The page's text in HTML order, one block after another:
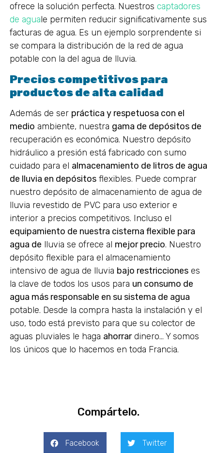
ofrece la solución perfecta. Nuestros captadores
de aguale permiten reducir significativamente sus
facturas de agua. Es un ejemplo sorprendente si
se compara la distribución de la red de agua
potable con la del agua de lluvia.
Precios competitivos para
productos de alta calidad
Además de ser práctica y respetuosa con el
medio ambiente, nuestra gama de depósitos de
recuperación es económica. Nuestro depósito
hidráulico a presión está fabricado con sumo
cuidado para el almacenamiento de litros de agua
de lluvia en depósitos flexibles. Puede comprar
nuestro depósito de almacenamiento de agua de
lluvia revestido de PVC para uso exterior e
interior a precios competitivos. Incluso el
equipamiento de nuestra cisterna flexible para
agua de lluvia se ofrece al mejor precio. Nuestro
depósito flexible para el almacenamiento
intensivo de agua de lluvia bajo restricciones es
la clave de todos los usos para un consumo de
agua más responsable en su sistema de agua
potable. Desde la compra hasta la instalación y el
uso, todo está previsto para que su colector de
aguas pluviales le haga ahorrardinero… Y somos
los únicos que lo hacemos en toda Francia.
Compártelo.
Facebook Twitter